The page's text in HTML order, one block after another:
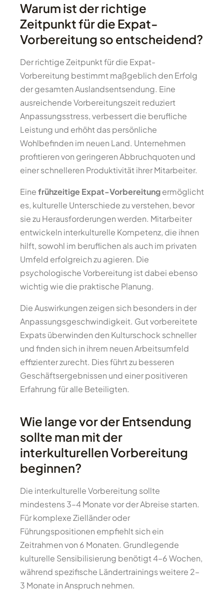
Warum ist der richtige
Zeitpunkt für die Expat-
Vorbereitung so entscheidend?
Der richtige Zeitpunkt für die Expat-
Vorbereitung bestimmt maßgeblich den Erfolg
der gesamten Auslandsentsendung. Eine
ausreichende Vorbereitungszeit reduziert
Anpassungsstress, verbessert die berufliche
Leistung und erhöht das persönliche
Wohlbefinden im neuen Land. Unternehmen
profitieren von geringeren Abbruchquoten und
einer schnelleren Produktivität ihrer Mitarbeiter.
Einefrühzeitige Expat-Vorbereitungermöglicht
es, kulturelle Unterschiede zu verstehen, bevor
sie zu Herausforderungen werden. Mitarbeiter
entwickeln interkulturelle Kompetenz, die ihnen
hilft, sowohl im beruflichen als auch im privaten
Umfeld erfolgreich zu agieren. Die
psychologische Vorbereitung ist dabei ebenso
wichtig wie die praktische Planung.
Die Auswirkungen zeigen sich besonders in der
Anpassungsgeschwindigkeit. Gut vorbereitete
Expats überwinden den Kulturschock schneller
und finden sich in ihrem neuen Arbeitsumfeld
effizienter zurecht. Dies führt zu besseren
Geschäftsergebnissen und einer positiveren
Erfahrung für alle Beteiligten.
Wie lange vor der Entsendung
sollte man mit der
interkulturellen Vorbereitung
beginnen?
Die interkulturelle Vorbereitung sollte
mindestens 3–4 Monate vor der Abreise starten.
Für komplexe Zielländer oder
Führungspositionen empfiehlt sich ein
Zeitrahmen von 6 Monaten. Grundlegende
kulturelle Sensibilisierung benötigt 4–6 Wochen,
während spezifische Ländertrainings weitere 2–
3 Monate in Anspruch nehmen.